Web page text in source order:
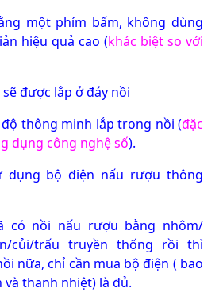
một phím bấm, không dùng
hiệu quả cao (khác biệt so với
được lắp ở đáy nồi
thông minh lắp trong nồi (đặc
dụng công nghệ số).
dụng bộ điện nấu rượu thông
có nồi nấu rượu bằng nhôm/
củi/trấu truyền thống rồi thì
nữa, chỉ cần mua bộ điện ( bao
thanh nhiệt) là đủ.